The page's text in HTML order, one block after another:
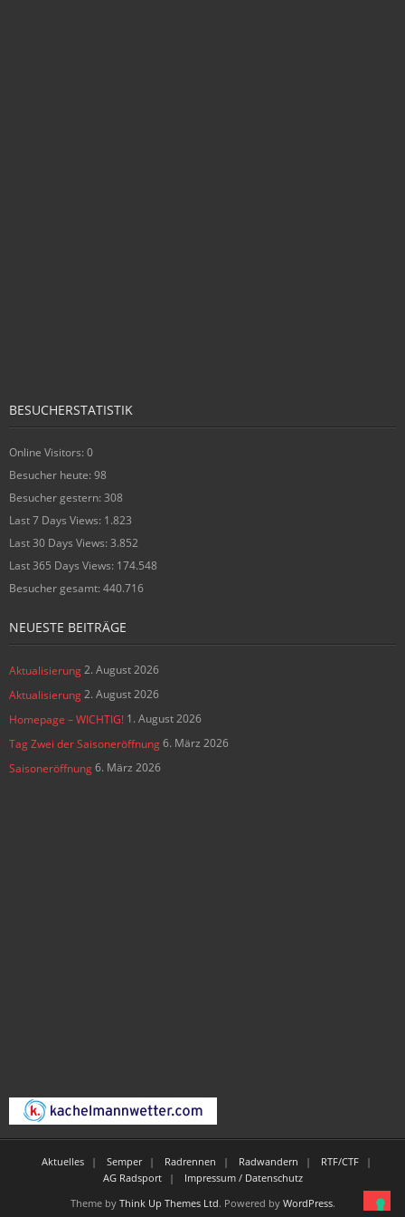
BESUCHERSTATISTIK
Online Visitors: 0
Besucher heute: 98
Besucher gestern: 308
Last 7 Days Views: 1.823
Last 30 Days Views: 3.852
Last 365 Days Views: 174.548
Besucher gesamt: 440.716
NEUESTE BEITRÄGE
Aktualisierung2. August 2026
Aktualisierung2. August 2026
Homepage – WICHTIG! 1. August 2026
Tag Zwei der Saisoneröffnung6. März 2026
Saisoneröffnung6. März 2026
Aktuelles Semper Radrennen Radwandern
RTF/CTF
AG Radsport
Impressum / Datenschutz
Theme by Think Up Themes Ltd. Powered by WordPress.